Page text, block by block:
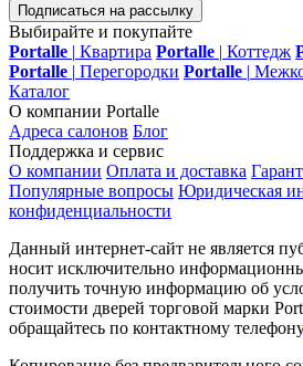
Подписаться на рассылку
Выбирайте и покупайте
Portalle | Квартира Portalle | Коттедж
Portalle | Перегородки Portalle |
Каталог
О компании Portalle
Адреса салонов Блог
Поддержка и сервис
О компании Оплата и доставка
Популярные вопросы Юридическая
конфиденциальности
Данный интернет-сайт не является
носит исключительно
получить точную информацию об
стоимости дверей торговой марки
обращайтесь по контактному